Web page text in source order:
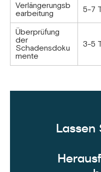
Verlängerungsb
earbeitung
5-7
Überprüfung
der
Schadensdoku
mente
3-5
Lassen